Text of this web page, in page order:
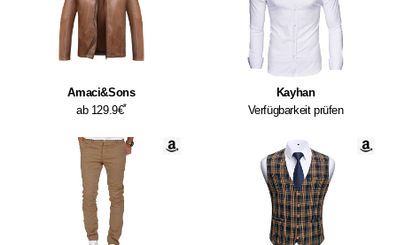
Amaci&Sons
ab 129.9€*
Kayhan
Verfügbarkeit prüfen